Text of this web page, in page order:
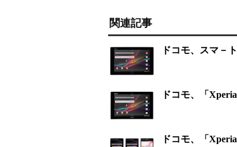
関連記事
ドコモ、スマ－
ドコモ、「
ドコモ、「